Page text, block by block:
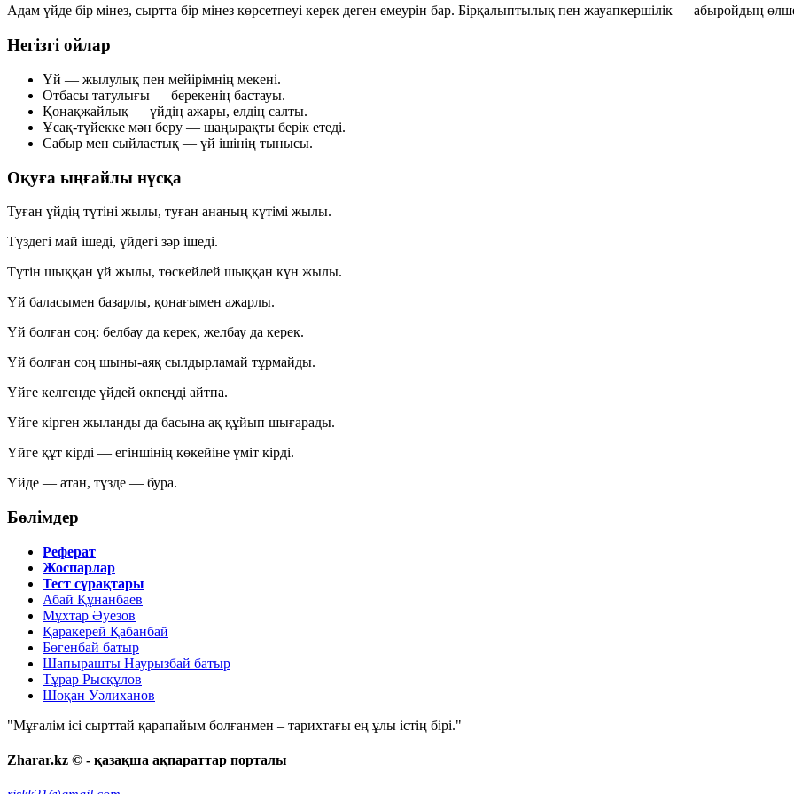
Адам үйде бір мінез, сыртта бір мінез көрсетпеуі керек деген емеурін бар. Бірқалыптылық пен жауапкершілік — абыройдың
Негізгі ойлар
Үй — жылулық пен мейірімнің мекені.
Отбасы татулығы — берекенің бастауы.
Қонақжайлық — үйдің ажары, елдің салты.
Ұсақ-түйекке мән беру — шаңырақты берік етеді.
Сабыр мен сыйластық — үй ішінің тынысы.
Оқуға ыңғайлы нұсқа
Туған үйдің түтіні жылы, туған ананың күтімі жылы.
Түздегі май ішеді, үйдегі зәр ішеді.
Түтін шыққан үй жылы, төскейлей шыққан күн жылы.
Үй баласымен базарлы, қонағымен ажарлы.
Үй болған соң: белбау да керек, желбау да керек.
Үй болған соң шыны-аяқ сылдырламай тұрмайды.
Үйге келгенде үйдей өкпеңді айтпа.
Үйге кірген жыланды да басына ақ құйып шығарады.
Үйге құт кірді — егіншінің көкейіне үміт кірді.
Үйде — атан, түзде — бура.
Бөлімдер
Реферат
Жоспарлар
Тест сұрақтары
Абай Құнанбаев
Мұхтар Әуезов
Қаракерей Қабанбай
Бөгенбай батыр
Шапырашты Наурызбай батыр
Тұрар Рысқұлов
Шоқан Уәлиханов
"Мұғалім ісі сырттай қарапайым болғанмен – тарихтағы ең ұлы істің бірі."
Zharar.kz © - қазақша ақпараттар порталы